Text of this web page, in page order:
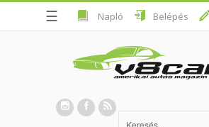
☰ Napló Belépés